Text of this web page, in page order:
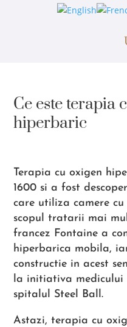
Ce este terapia
hiperbaric
Terapia cu oxigen
1600 si a fost
care utiliza camere
scopul tratarii mai
francez Fontaine a
hiperbarica mobila,
constructie in acest
la initiativa medicului
spitalul Steel Ball.
Astazi, terapia cu